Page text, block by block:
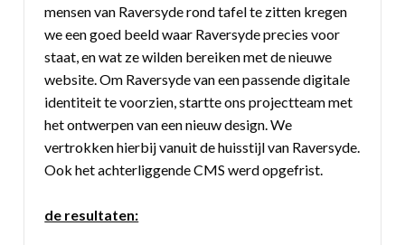
mensen van Raversyde rond tafel te zitten kregen
we een goed beeld waar Raversyde precies voor
staat, en wat ze wilden bereiken met de nieuwe
website. Om Raversyde van een passende digitale
identiteit te voorzien, startte ons projectteam met
het ontwerpen van een nieuw design. We
vertrokken hierbij vanuit de huisstijl van Raversyde.
Ook het achterliggende CMS werd opgefrist.
de resultaten: